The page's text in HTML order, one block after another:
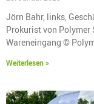
Jörn Bahr, links,
Prokurist von
Wareneingang ©
Weiterlesen »